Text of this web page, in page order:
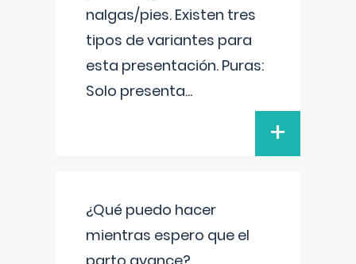
nalgas/pies. Existen tres
tipos de variantes para
esta presentación. Puras:
Solo presenta...
+
¿Qué puedo hacer
mientras espero que el